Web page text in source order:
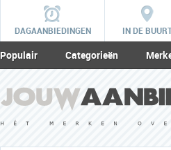
DAGAANBIEDINGEN IN DE
Populair Categorieën